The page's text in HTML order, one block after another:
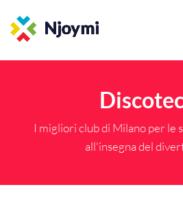
I migliori club di Milano per le
all'insegna del